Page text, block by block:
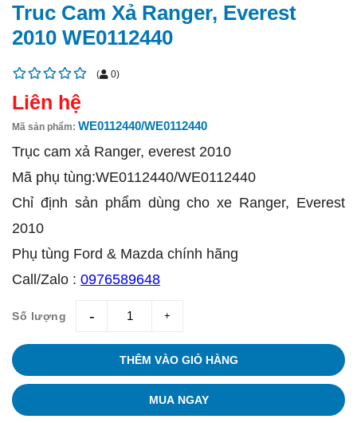
Truc Cam Xả Ranger, Everest
2010 WE0112440
( 0)
Liên hệ
Mã sản phẩm: WE0112440/WE0112440
Trục cam xả Ranger, everest 2010
Mã phụ tùng:WE0112440/WE0112440
Chỉ định sản phẩm dùng cho xe Ranger, Everest
2010
Phụ tùng Ford & Mazda chính hãng
Call/Zalo : 0976589648
Số lượng giam tang
THÊM VÀO GIỎ HÀNG
MUA NGAY